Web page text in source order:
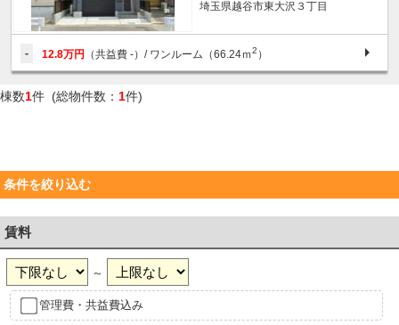
埼玉県越谷市東大沢３丁目
- 12.8万円 （共益費 -）/ ワンルーム（66.24ｍ2 ）
棟数1件 (総物件数： 1件)
条件を絞り込む
賃料
～
管理費・共益費込み